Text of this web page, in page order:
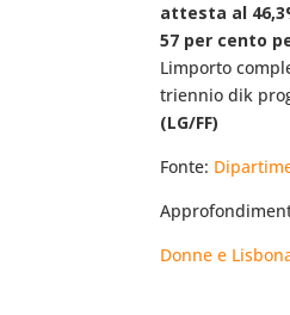
attesta al
57 per cento
Limporto
triennio dik
(LG/FF)
Fonte:
Donne e